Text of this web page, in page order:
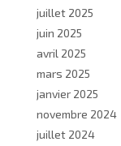
juillet 2025
juin 2025
avril 2025
mars 2025
janvier 2025
novembre 2024
juillet 2024